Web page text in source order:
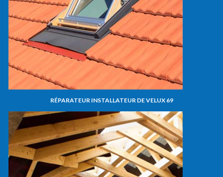
RÉPARATEUR INSTALLATEUR DE VELUX 69